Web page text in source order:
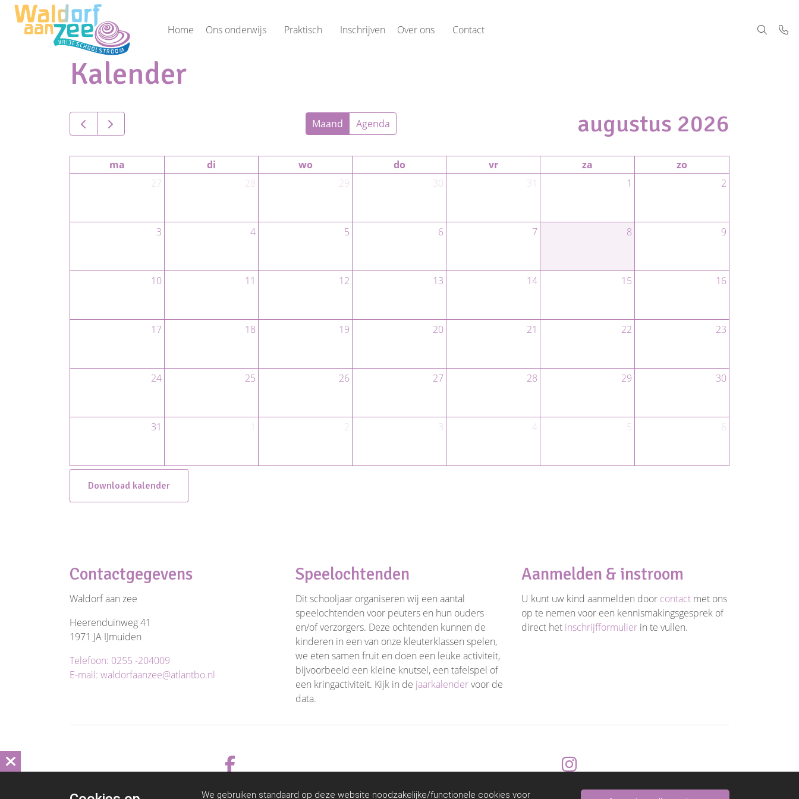
Home Ons onderwijs Praktisch Inschrijven Over ons Contact
Kalender
Maand Agenda augustus 2026
ma di wo do vr za
zo
27
28 29 30 31 1 2
3 4 5 6 7 8 9
10 11 12 13 14 15 16
17 18 19 20 21 22 23
24 25 26 27 28 29 30
31 1 2 3 4 5 6
Download kalender
Contactgegevens
Waldorf aan zee
Heerenduinweg 41
1971 JA IJmuiden
Telefoon: 0255 -204009
E-mail: waldorfaanzee@atlantbo.nl
Speelochtenden
Dit schooljaar organiseren wij een aantal
speelochtenden voor peuters en hun ouders
en/of verzorgers. Deze ochtenden kunnen de
kinderen in een van onze kleuterklassen spelen,
we eten samen fruit en doen een leuke activiteit,
bijvoorbeeld een kleine knutsel, een tafelspel of
een kringactiviteit. Kijk in de jaarkalendervoor de
data.
Aanmelden & instroom
U kunt uw kind aanmelden door contact met ons
op te nemen voor een kennismakingsgesprek of
direct het inschrijfformulier in te vullen.
We gebruiken standaard op deze website noodzakelijke/functionele cookies voor